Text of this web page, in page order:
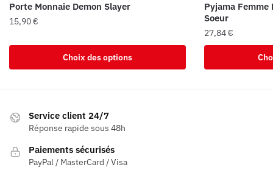
Porte Monnaie Demon Slayer
15,90€
Choix des options
a
Les
options
peuvent
être
Pyjama Femme
Soeur
27,84€
produit
Service client 24/7
Réponse rapide sous 48h
Paiements sécurisés
PayPal / MasterCard / Visa